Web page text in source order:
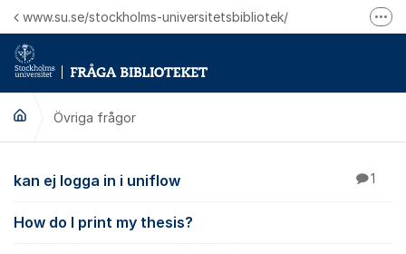
Hoppa till innehåll
www.su.se/stockholms-universitetsbibliotek/
Övriga frågor
Övriga frågor
kan ej logga in i uniflow 1
How do I print my thesis?